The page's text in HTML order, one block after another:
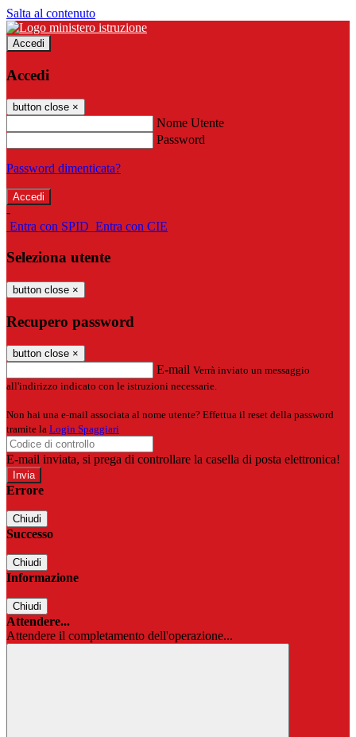
Salta al contenuto
Accedi
Accedi
button close ×
Nome Utente
Password
Password dimenticata?
-
Entra con SPID Entra con CIE
Seleziona utente
button close ×
Recupero password
button close ×
E-mail Verrà inviato un messaggio
all'indirizzo indicato con le istruzioni necessarie.
Non hai una e-mail associata al nome utente? Effettua il reset della password
tramite la Login Spaggiari
E-mail inviata, si prega di controllare la casella di posta elettronica!
Errore
Chiudi
Successo
Chiudi
Informazione
Chiudi
Attendere...
Attendere il completamento dell'operazione...